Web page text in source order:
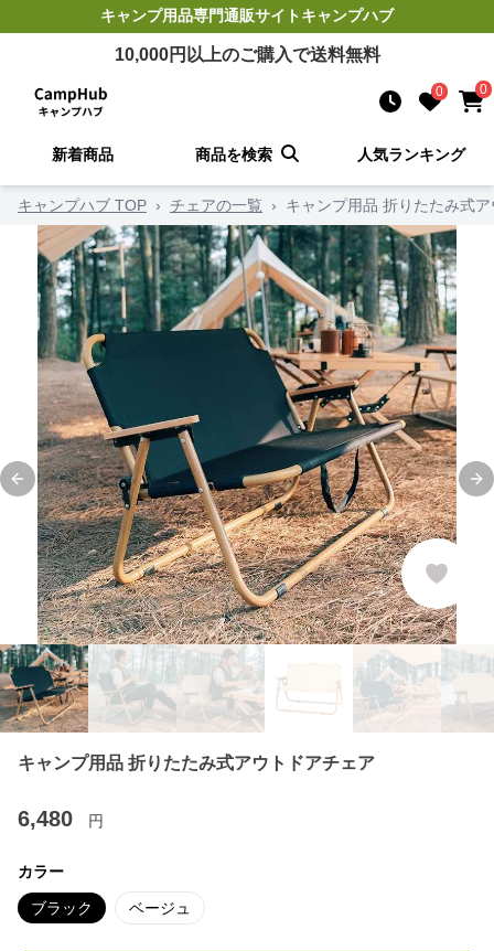
キャンプ用品専門通販サイトキャンプハブ
10,000円以上のご購入で送料無料
0 0
新着商品 商品を検索 人気ランキング
キャンプハブ TOP › チェアの一覧 › キャンプ用品 折りたたみ式
Previous slide
キャンプ用品 折りたたみ式アウトドアチェア
6,480 円
カラー
ブラック ベージュ